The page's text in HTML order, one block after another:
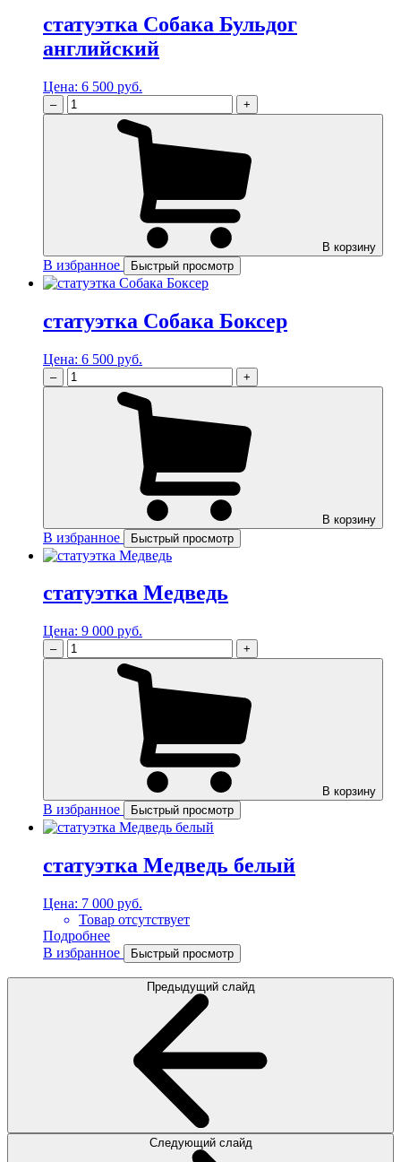
статуэтка Собака Бульдог
английский
Цена: 6 500 руб.
– +
В корзину
В избранное Быстрый просмотр
статуэтка Собака Боксер
Цена: 6 500 руб.
– +
В корзину
В избранное Быстрый просмотр
статуэтка Медведь
Цена: 9 000 руб.
– +
В корзину
В избранное Быстрый просмотр
статуэтка Медведь белый
Цена: 7 000 руб.
Товар отсутствует
Подробнее
В избранное
Быстрый просмотр
Предыдущий слайд
Следующий слайд